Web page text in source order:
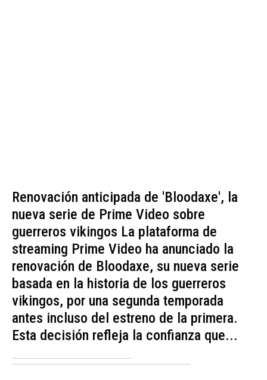
Renovación anticipada de 'Bloodaxe', la
nueva serie de Prime Video sobre
guerreros vikingos La plataforma de
streaming Prime Video ha anunciado la
renovación de Bloodaxe, su nueva serie
basada en la historia de los guerreros
vikingos, por una segunda temporada
antes incluso del estreno de la primera.
Esta decisión refleja la confianza que...